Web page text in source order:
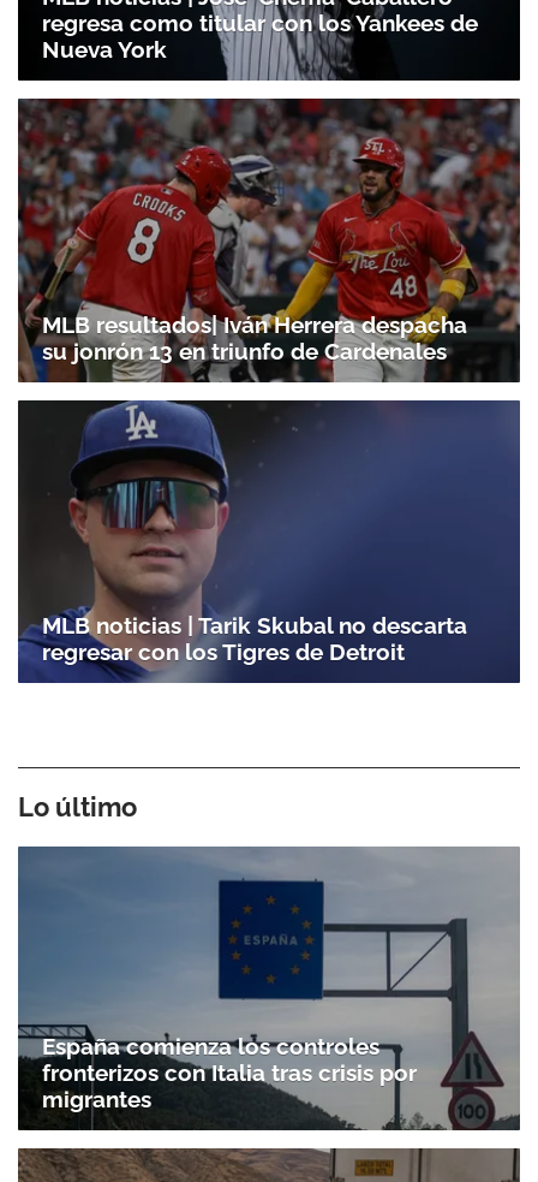
regresa como titular con los Yankees de
Nueva York
MLB resultados| Iván Herrera despacha
su jonrón 13 en triunfo de Cardenales
MLB noticias | Tarik Skubal no descarta
regresar con los Tigres de Detroit
Lo último
España comienza los controles
fronterizos con Italia tras crisis por
migrantes